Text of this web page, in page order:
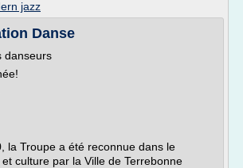
jazz
Danse
danseurs
la Troupe a été reconnue dans le
culture par la Ville de Terrebonne